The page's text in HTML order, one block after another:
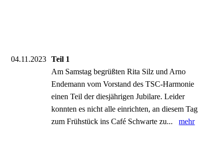
04.11.2023
Teil 1
Am Samstag begrüßten Rita Silz und Arno
Endemann vom Vorstand des TSC-Harmonie
einen Teil der diesjährigen Jubilare. Leider
konnten es nicht alle einrichten, an diesem Tag
zum Frühstück ins Café Schwarte zu...mehr